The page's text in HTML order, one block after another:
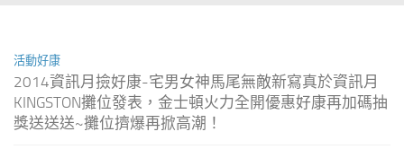
活動好康
2014資訊月撿好康-宅男女神馬尾無敵新寫真於資訊月
KINGSTON攤位發表，金士頓火力全開優惠好康再加碼抽
獎送送送~攤位擠爆再掀高潮！